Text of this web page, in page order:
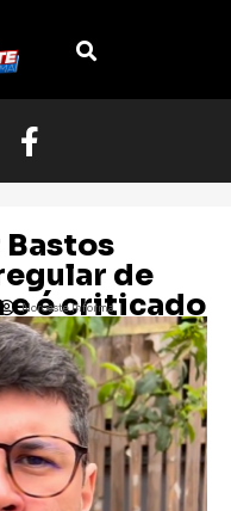
de
e é criticado
Noroeste Informa